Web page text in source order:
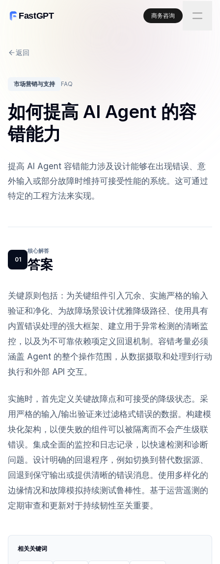
FastGPT 商务咨询
返回
市场营销与支持 FAQ
如何提高 AI Agent 的容
错能力
提高 AI Agent 容错能力涉及设计能够在出现错误、意
外输入或部分故障时维持可接受性能的系统。这可通过
特定的工程方法来实现。
01
核心解答
答案
关键原则包括：为关键组件引入冗余、实施严格的输入
验证和净化、为故障场景设计优雅降级路径、使用具有
内置错误处理的强大框架、建立用于异常检测的清晰监
控，以及为不可靠依赖项定义回退机制。容错考量必须
涵盖 Agent 的整个操作范围，从数据摄取和处理到行动
执行和外部 API 交互。
实施时，首先定义关键故障点和可接受的降级状态。采
用严格的输入/输出验证来过滤格式错误的数据。构建模
块化架构，以便失败的组件可以被隔离而不会产生级联
错误。集成全面的监控和日志记录，以快速检测和诊断
问题。设计明确的回退程序，例如切换到替代数据源、
回退到保守输出或提供清晰的错误消息。使用多样化的
边缘情况和故障模拟持续测试鲁棒性。基于运营遥测的
定期审查和更新对于持续韧性至关重要。
相关关键词